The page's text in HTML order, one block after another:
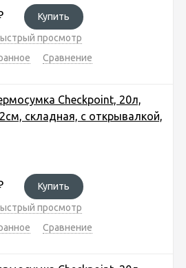
Купить
просмотр
Сравнение
Checkpoint, 20л,
складная, с открывалкой,
Купить
просмотр
Сравнение